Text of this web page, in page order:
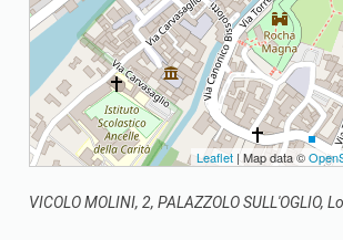
Leaflet | Map data ©
VICOLO MOLINI, 2, PALAZZOLO SULL'OGLIO,